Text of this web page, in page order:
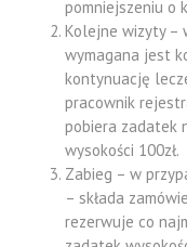
pomniejszeniu o
Kolejne wizyty –
wymagana jest
kontynuację
pracownik
pobiera zadatek
wysokości 100zł.
Zabieg – w
– składa
rezerwuje co